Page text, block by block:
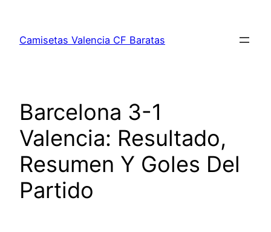
contenido
Camisetas Valencia CF Baratas
Barcelona 3-1
Valencia: Resultado,
Resumen Y Goles Del
Partido